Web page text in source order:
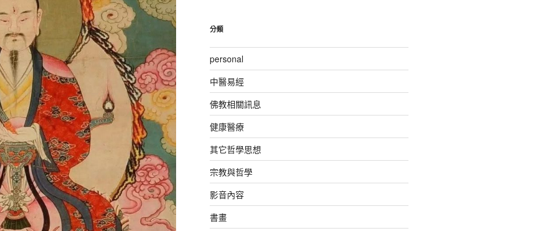
分類
personal
中醫易經
佛教相關訊息
健康醫療
其它哲學思想
宗教與哲學
影音內容
書畫